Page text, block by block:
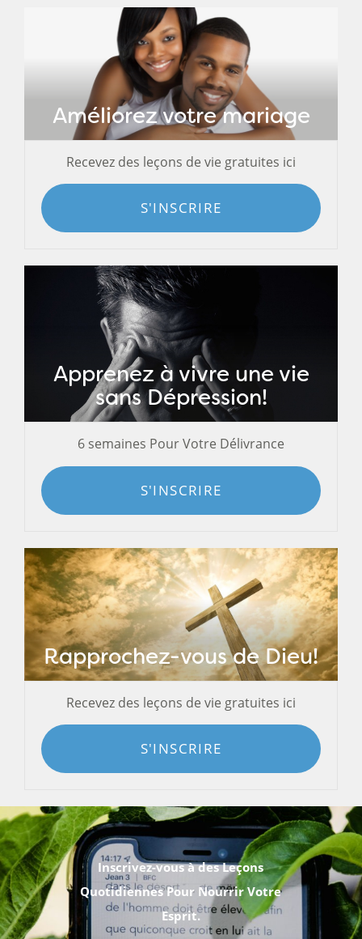
Améliorez votre mariage
Recevez des leçons de vie gratuites ici
S'INSCRIRE
Apprenez à vivre une vie
sans Dépression!
6 semaines Pour Votre Délivrance
S'INSCRIRE
Rapprochez-vous de Dieu!
Recevez des leçons de vie gratuites ici
S'INSCRIRE
Inscrivez-vous à des Leçons
Quotidiennes Pour Nourrir Votre
Esprit.